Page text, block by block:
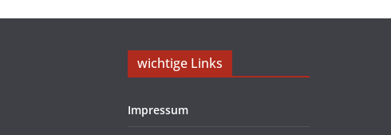
wichtige Links
Impressum